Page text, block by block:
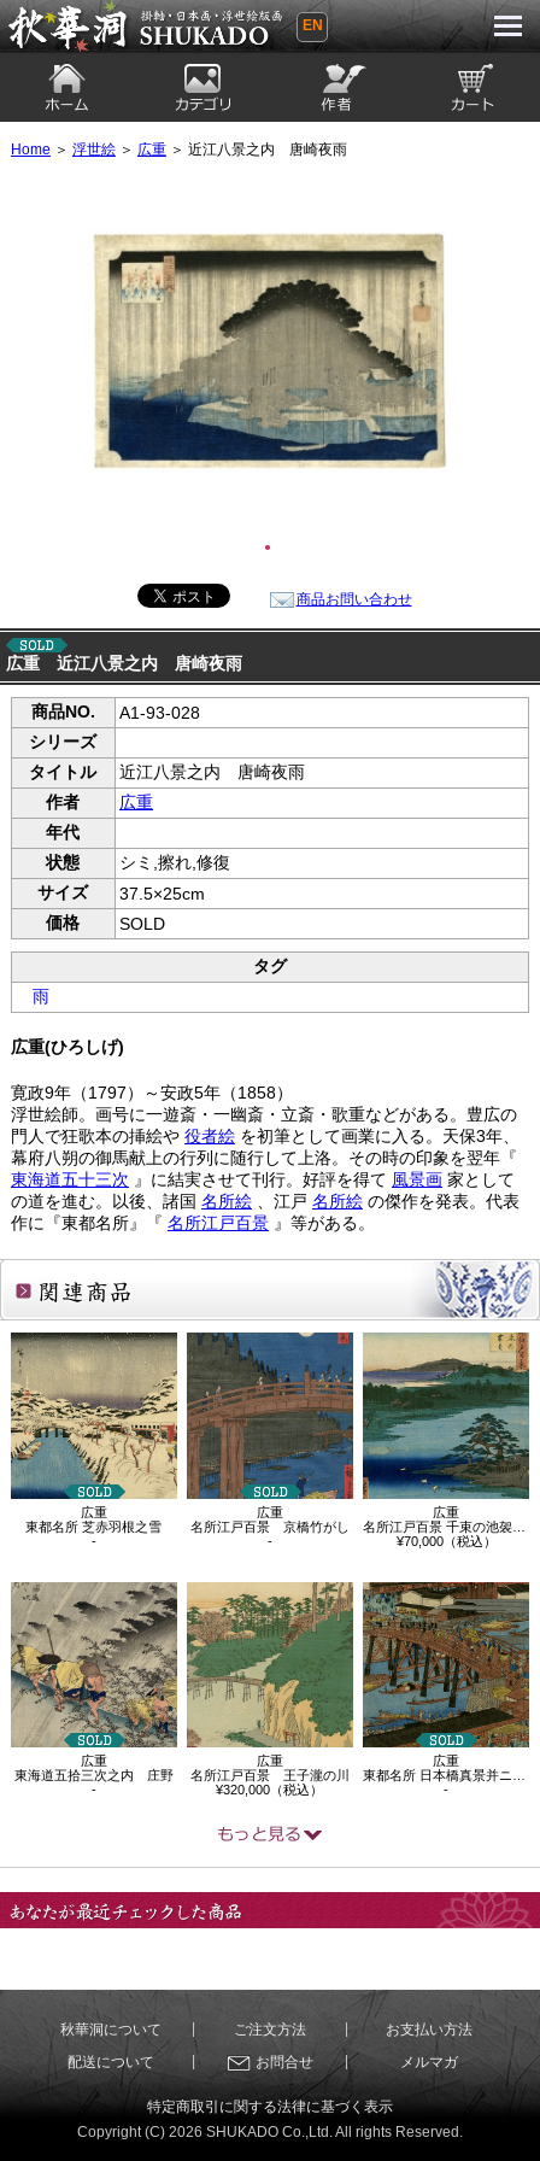
秋華洞 SHUKADO 掛軸・日本画・浮世
EN
Home ＞ 浮世絵＞ 広重＞ 近江八景之内 唐崎夜雨
●
商品お問い合わせ
広重 近江八景之内 唐崎夜雨
商品NO.
A1-93-028
シリーズ
タイトル
近江八景之内 唐崎夜雨
作者
広重
年代
状態
シミ,擦れ,修復
サイズ
37.5×25cm
価格
SOLD
タグ
雨
広重(ひろしげ)
寛政9年（1797）～安政5年（1858）
浮世絵師。画号に一遊斎・一幽斎・立斎・歌重などがある。豊広の
門人で狂歌本の挿絵や 役者絵を初筆として画業に入る。天保3年、
幕府八朔の御馬献上の行列に随行して上洛。その時の印象を翌年『
東海道五十三次 』に結実させて刊行。好評を得て 風景画家として
の道を進む。以後、諸国 名所絵、江戸 名所絵の傑作を発表。代表
作に『東都名所』『 名所江戸百景』等がある。
関連商品
広重
東都名所 芝赤羽根之雪
-
広重
名所江戸百景 京橋竹がし
-
広重
名所江戸百景 千束の池袈裟懸松
¥70,000（税込）
広重
東海道五拾三次之内 庄野
-
広重
名所江戸百景 王子瀧の川
¥320,000（税込）
広重
東都名所 日本橋真景并ニ魚市全図
-
秋華洞について ご注文方法
お支払い方法
配送について
お問合せ メルマガ
特定商取引に関する法律に基づく表示
Copyright (C) 2026 SHUKADO Co.,Ltd. All rights Reserved.